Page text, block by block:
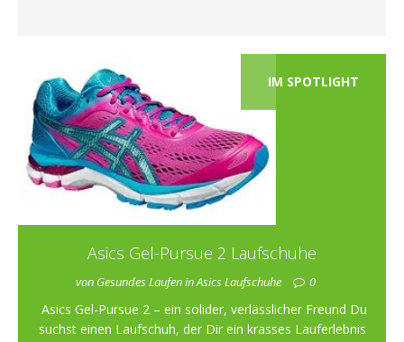
IM SPOTLIGHT
Asics Gel-Pursue 2 Laufschuhe
von Gesundes Laufen in Asics Laufschuhe 0
Asics Gel-Pursue 2 – ein solider, verlässlicher Freund Du
suchst einen Laufschuh, der Dir ein krasses Lauferlebnis